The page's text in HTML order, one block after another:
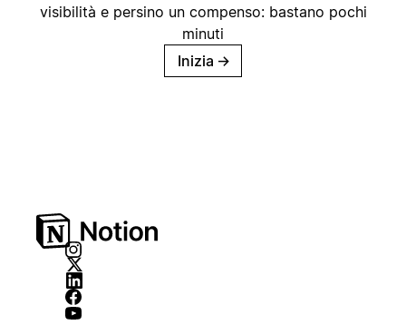
visibilità e persino un compenso: bastano pochi
minuti
Inizia →